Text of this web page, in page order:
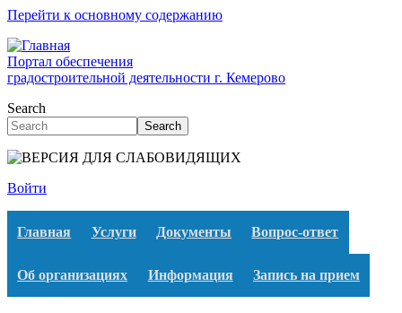
Перейти к основному содержанию
Портал обеспечения
градостроительной деятельности г. Кемерово
Search
Search
Войти
Главная Услуги Документы Вопрос-ответ
Об организациях Информация Запись на прием